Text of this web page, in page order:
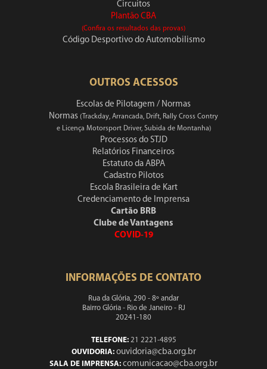
Circuitos
Plantão CBA
(Confira os resultados das provas)
Código Desportivo do Automobilismo
OUTROS ACESSOS
Escolas de Pilotagem / Normas
Normas (Trackday, Arrancada, Drift, Rally Cross Contry
e Licença Motorsport Driver, Subida de Montanha)
Processos do STJD
Relatórios Financeiros
Estatuto da ABPA
Cadastro Pilotos
Escola Brasileira de Kart
Credenciamento de Imprensa
Cartão BRB
Clube de Vantagens
COVID-19
INFORMAÇÕES DE CONTATO
Rua da Glória, 290 - 8º andar
Bairro Glória - Rio de Janeiro - RJ
20241-180
TELEFONE:21 2221-4895
OUVIDORIA: ouvidoria@cba.org.br
SALA DE IMPRENSA: comunicacao@cba.org.br